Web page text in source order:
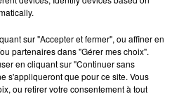
du Comminges
sec
DU 10/06/2024 À
sur "Accepter et fermer", ou affiner en
partenaires dans "Gérer mes choix".
en cliquant sur "Continuer sans
s'appliqueront que pour ce site. Vous
ou retirer votre consentement à tout